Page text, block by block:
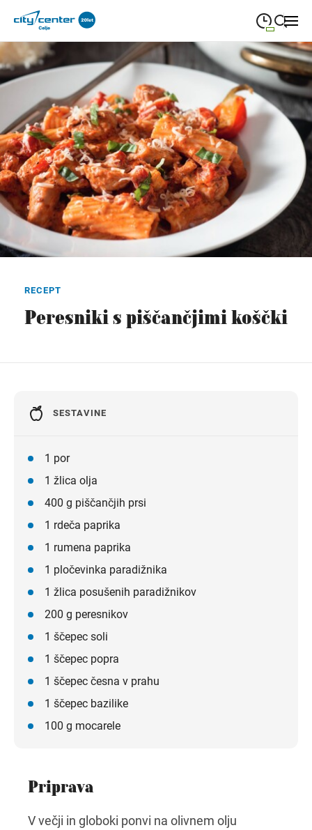
Close search
ponedeljek
PONEDELJEK 09:00—21:00
torek
09:00—21:00
sreda
SREDA 09:00 21:00
četrtek
ČETRTEK 09:00 —21:00
petek
PETEK 09:00 21:00
sobota
SOBOTA 08:00
Navodila za pot
RECEPT
Peresniki s piščančjimi koščki
SESTAVINE
1 por
1 žlica olja
400 g piščančjih prsi
1 rdeča paprika
1 rumena paprika
1 pločevinka paradižnika
1 žlica posušenih paradižnikov
200 g peresnikov
1 ščepec soli
1 ščepec popra
1 ščepec česna v prahu
1 ščepec bazilike
100 g mocarele
Priprava
V večji in globoki ponvi na olivnem olju